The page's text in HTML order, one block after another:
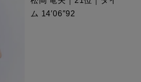
ム 14′06″92